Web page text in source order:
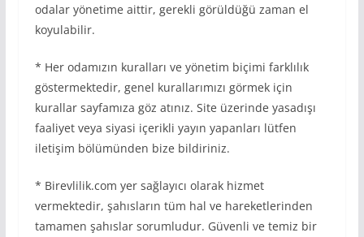
odalar yönetime aittir, gerekli görüldüğü zaman el
koyulabilir.
* Her odamızın kuralları ve yönetim biçimi farklılık
göstermektedir, genel kurallarımızı görmek için
kurallar sayfamıza göz atınız. Site üzerinde yasadışı
faaliyet veya siyasi içerikli yayın yapanları lütfen
iletişim bölümünden bize bildiriniz.
* Birevlilik.com yer sağlayıcı olarak hizmet
vermektedir, şahısların tüm hal ve hareketlerinden
tamamen şahıslar sorumludur. Güvenli ve temiz bir